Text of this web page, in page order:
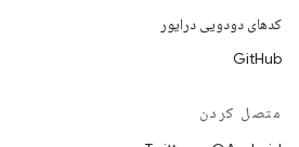
کدهای دودویی درایور
GitHub
متصل کردن